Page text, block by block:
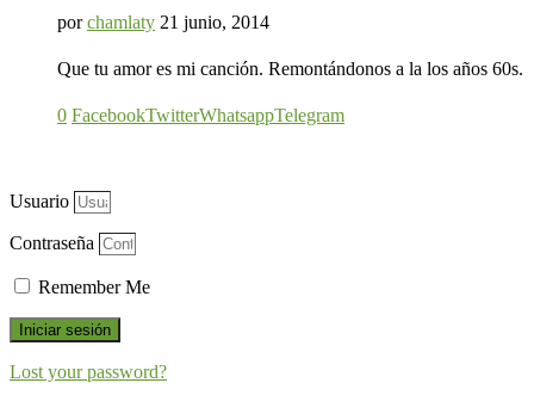
porchamlaty 21 junio, 2014
Que tu amor es mi canción. Remontándonos a la los años 60s.
0 FacebookTwitterWhatsappTelegram
Usuario
Contraseña
Remember Me
Iniciar sesión
Lost your password?